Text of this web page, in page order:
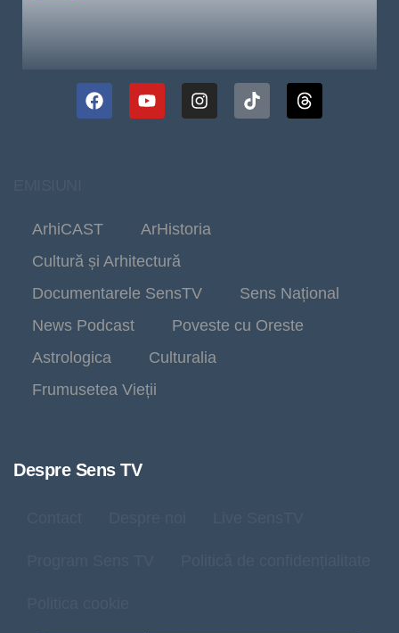
ArhiCAST
ArHistoria
Cultură și Arhitectură
Documentarele SensTV
Sens Național
News Podcast
Poveste cu Oreste
Astrologica
Culturalia
Frumusetea Vieții
Despre Sens TV